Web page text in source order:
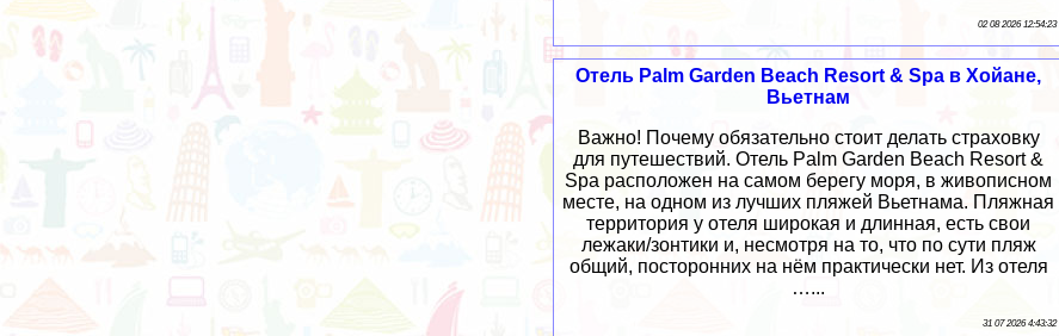
02 08 2026 12:54:23
Отель Palm Garden Beach Resort & Spa в Хойане,
Вьетнам
Важно! Почему обязательно стоит делать страховку
для путешествий. Отель Palm Garden Beach Resort &
Spa расположен на самом берегу моря, в живописном
месте, на одном из лучших пляжей Вьетнама. Пляжная
территория у отеля широкая и длинная, есть свои
лежаки/зонтики и, несмотря на то, что по сути пляж
общий, посторонних на нём практически нет. Из отеля
…...
31 07 2026 4:43:32